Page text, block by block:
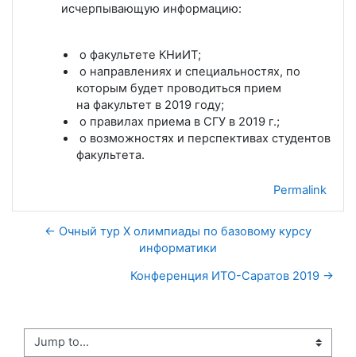
исчерпывающую информацию:
о факультете КНиИТ;
о направлениях и специальностях, по
которым будет проводиться прием
на факультет в 2019 году;
о правилах приема в СГУ в 2019 г.;
о возможностях и перспективах студентов
факультета.
Permalink
← Очный тур X олимпиады по базовому курсу
информатики
Конференция ИТО-Саратов 2019 →
Jump to...